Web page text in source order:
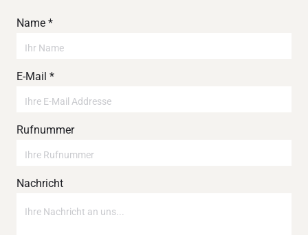
Name *
E-Mail *
Rufnummer
Nachricht